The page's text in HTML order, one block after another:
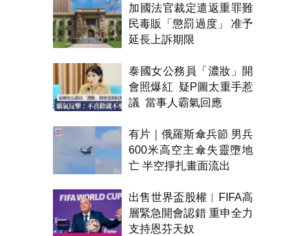
加國法官裁定遣返重罪難
民毒販「懲罰過度」 准予
延長上訴期限
泰國女公務員「濃妝」開
會照爆紅 疑P圖太重手惹
議 當事人霸氣回應
有片｜俄羅斯傘兵節 男兵
600米高空主傘失靈墮地
亡 半空掙扎畫面流出
出售世界盃股權︱FIFA高
層緊急開會認錯 重申全力
支持恩芬天奴